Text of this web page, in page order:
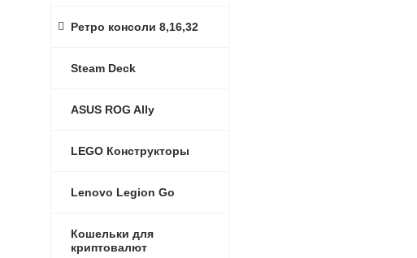
Ретро консоли 8,16,32
Steam Deck
ASUS ROG Ally
LEGO Конструкторы
Lenovo Legion Go
Кошельки для
криптовалют